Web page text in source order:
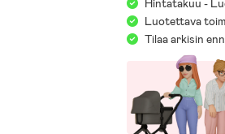
Hintatakuu -
Luotettava
Tilaa arkisin